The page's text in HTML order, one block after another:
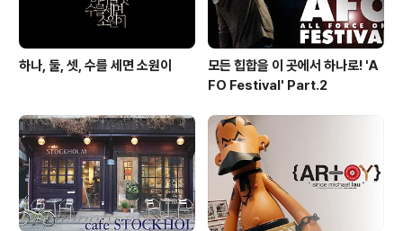
하나, 둘, 셋, 수를 세면 소원이
모든 힙합을 이 곳에서 하나로! 'A
FO Festival' Part.2